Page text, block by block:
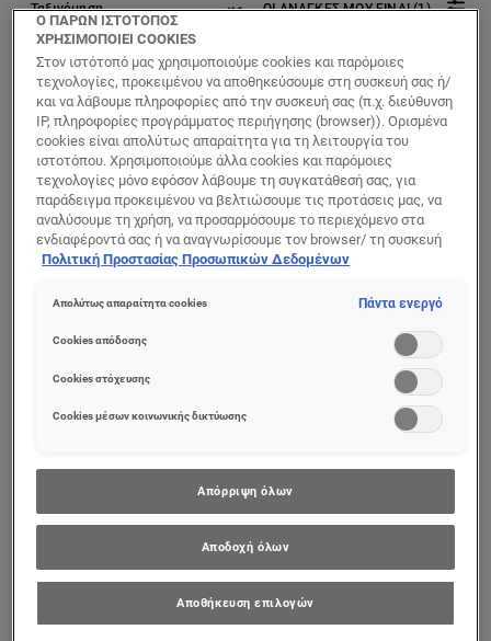
4 αποτέλεσμα(τα)
ΟΙ ΑΝΑΓΚΕΣ ΜΟΥ ΕΙΝΑΙ (1)
Power Age
Καθαρισμού
Derma Control
Gel Καθαρισμού
Προσώπου για
Επιδερμίδα
Ο ΠΑΡΩΝ ΙΣΤΟΤΟΠΟΣ
ΧΡΗΣΙΜΟΠΟΙΕΙ COOKIES
Στον ιστότοπό μας χρησιμοποιούμε cookies και παρόμοιες
τεχνολογίες, προκειμένου να αποθηκεύσουμε στη συσκευή σας ή/
και να λάβουμε πληροφορίες από την συσκευή σας (π.χ. διεύθυνση
IP, πληροφορίες προγράμματος περιήγησης (browser)). Ορισμένα
cookies είναι απολύτως απαραίτητα για τη λειτουργία του
ιστοτόπου. Χρησιμοποιούμε άλλα cookies και παρόμοιες
τεχνολογίες μόνο εφόσον λάβουμε τη συγκατάθεσή σας, για
παράδειγμα προκειμένου να βελτιώσουμε τις προτάσεις μας, να
αναλύσουμε τη χρήση, να προσαρμόσουμε το περιεχόμενο στα
ενδιαφέροντά σας ή να αναγνωρίσουμε τον browser/ τη συσκευή
σας για τη δημιουργία προφίλ με τα ενδιαφέροντά σας και να σας
διαδικτυακές προτάσεις. Μπορείτε να αποδεχθείτε cookies τα
(«Απόρριψη όλων») ή να ρυθμίσετε και να αποθηκεύσετε τις
επιλογές σας («Αποθήκευση επιλογών»). Μπορείτε επίσης, ανά
πάσα στιγμή, να ελέγξετε και να ρυθμίσετε εκ νέου τις επιλογές
Περισσότερες πληροφορίες μπορείτε να βρείτε στην
Πολιτική Προστασίας Προσωπικών Δεδομένων
Απολύτως απαραίτητα cookies Πάντα ενεργό
Cookies απόδοσης
Cookies στόχευσης
Cookies μέσων κοινωνικής δικτύωσης
Απόρριψη όλων
Αποδοχή όλων
Αποθήκευση επιλογών